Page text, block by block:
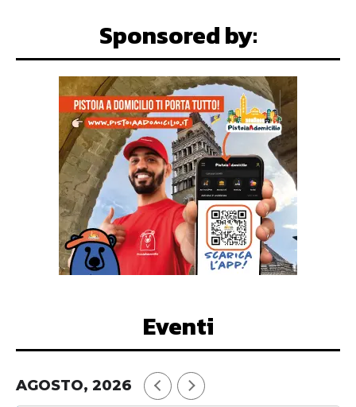
Sponsored by:
Eventi
AGOSTO, 2026